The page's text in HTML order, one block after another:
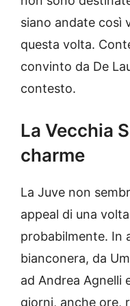
siano andate così
questa volta.
convinto da De
contesto.
La Vecchia
charme
La Juve non
appeal di una
probabilmente. In
bianconera, da
ad Andrea Agnelli
giorni, anche ore,